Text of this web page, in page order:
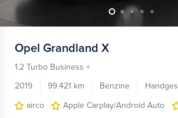
Opel Grandland X
1.2 Turbo Business +
2019
99.421 km Benzine
airco
Apple Carplay/Android Auto